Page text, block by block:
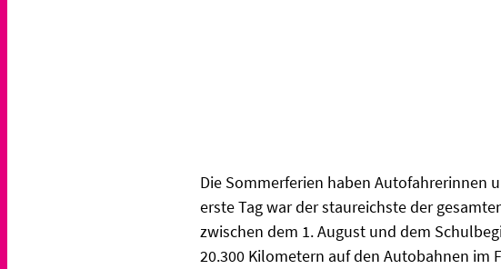
Die Sommerferien haben Autofahrerinnen
erste Tag war der staureichste der
zwischen dem 1. August und dem
20.300 Kilometern auf den Autobahnen im